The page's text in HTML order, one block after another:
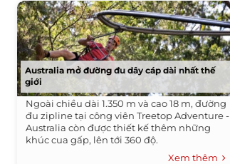
Australia mở đường đu dây cáp dài nhất thế
giới
Ngoài chiều dài 1.350 m và cao 18 m, đường
đu zipline tại công viên Treetop Adventure -
Australia còn được thiết kế thêm những
khúc cua gấp, lên tới 360 độ.
Xem thêm